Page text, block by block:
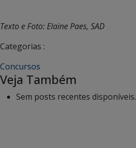
Texto e Foto: Elaine Paes, SAD
Categorias :
Concursos
Veja Também
Sem posts recentes disponíveis.